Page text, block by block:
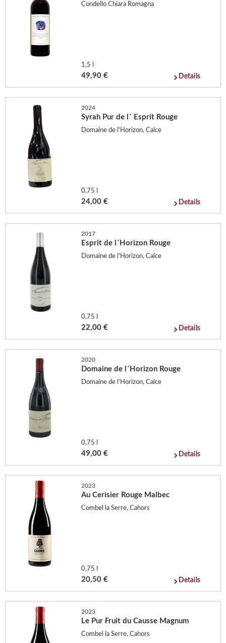
Condello Chiara Romagna
1,5 l
49,90 € Details
2024
Syrah Pur de l´ Esprit Rouge
Domaine de l'Horizon, Calce
0,75 l
24,00 € Details
2017
Esprit de l´Horizon Rouge
Domaine de l'Horizon, Calce
0,75 l
22,00 € Details
2020
Domaine de l´Horizon Rouge
Domaine de l'Horizon, Calce
0,75 l
49,00 € Details
2023
Au Cerisier Rouge Malbec
Combel la Serre, Cahors
0,75 l
20,50 € Details
2023
Le Pur Fruit du Causse Magnum
Combel la Serre, Cahors